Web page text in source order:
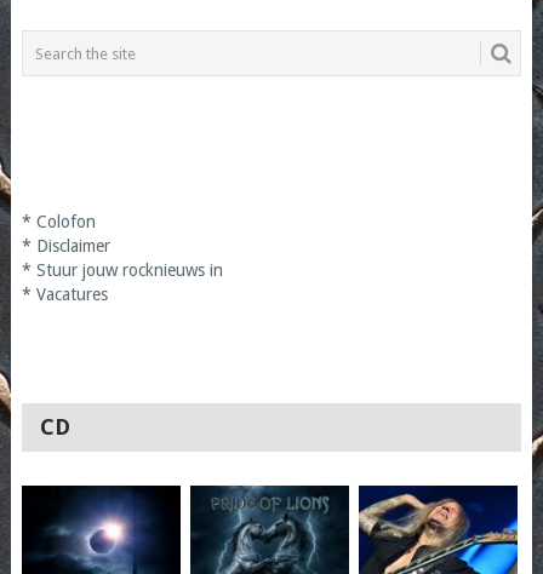
* Colofon
* Disclaimer
* Stuur jouw rocknieuws in
* Vacatures
CD